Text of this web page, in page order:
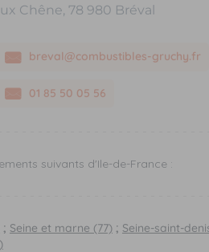
Chêne, 78 980 Bréval
breval@combustibles-gruchy.fr
01 85 50 05 56
suivants d'Ile-de-France :
; Seine et marne (77); Seine-saint-